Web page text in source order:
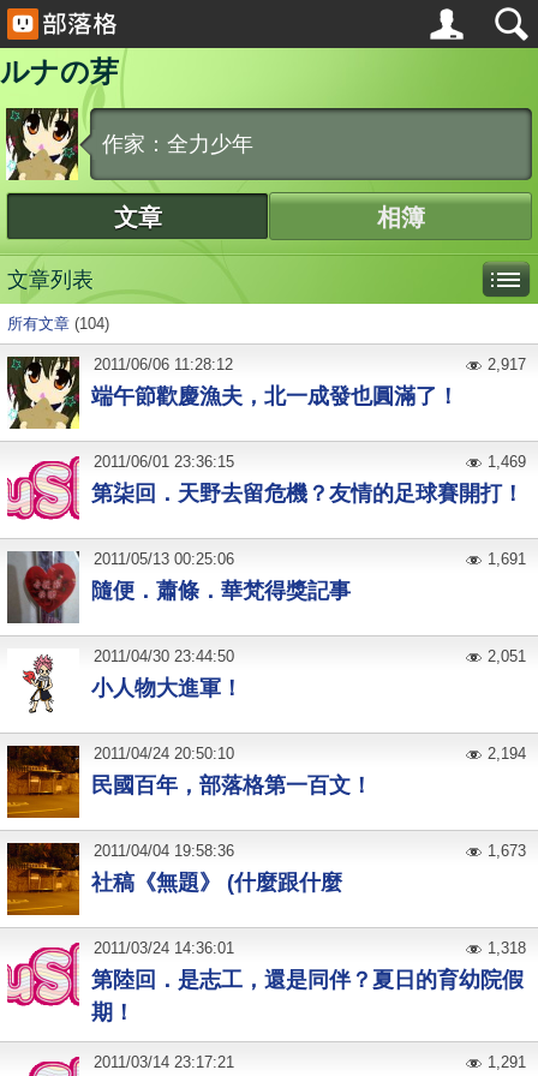
ルナの芽
作家：全力少年
文章 相簿
文章列表
所有文章 (104)
端午節歡慶漁夫，北一成發也圓滿了！
2011/06/06 11:28:12 2,917
第柒回．天野去留危機？友情的足球賽開打！
2011/06/01 23:36:15 1,469
隨便．蕭條．華梵得獎記事
2011/05/13 00:25:06 1,691
小人物大進軍！
2011/04/30 23:44:50 2,051
民國百年，部落格第一百文！
2011/04/24 20:50:10 2,194
社稿《無題》 (什麼跟什麼
2011/04/04 19:58:36 1,673
第陸回．是志工，還是同伴？夏日的育幼院假
期！
2011/03/24 14:36:01 1,318
2011/03/14 23:17:21 1,291